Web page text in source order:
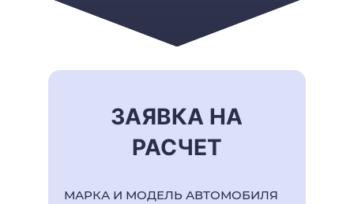
ЗАЯВКА НА
РАСЧЕТ
МАРКА И МОДЕЛЬ АВТОМОБИЛЯ